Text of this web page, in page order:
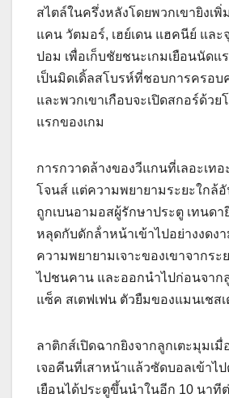
สไตล์ในครึ่งหลังโดยพวกเขายิงเ
แคน วัตมอร์, เฮย์เดน แฮคนีย์ แล
ปอม เพื่อเก็บชัยชนะเกมเยือนนัดแ
เป็นมิดเดิ้ลสโบรห์ที่ชอบการครอบ
และพวกเขาเกือบจะเปิดสกอร์ด้วย
แรกของเกม
การกวาดล้างของวีแกนที่เลอะเทอ
โจนส์ แต่ความพยายามระยะใกล้
ถูกเบนอามอสผู้รักษาประตู เทนดา
หลุดกับดักล้ําหน้าเข้าไปอย่างงดง
ความพยายามเจาะของเขาจากระ
ไปชนคาน และออกนําไปก่อนจาก
แซ็ค สเตฟเฟน ตัวยืมของแมนเชส
ลาติกส์เปิดฉากยิงจากลูกเตะมุมเ
เจอคีนที่เสาหน้าแล้วซัดบอลเข้าไ
เยือนได้ประตูขึ้นนําในอีก 10 นาที